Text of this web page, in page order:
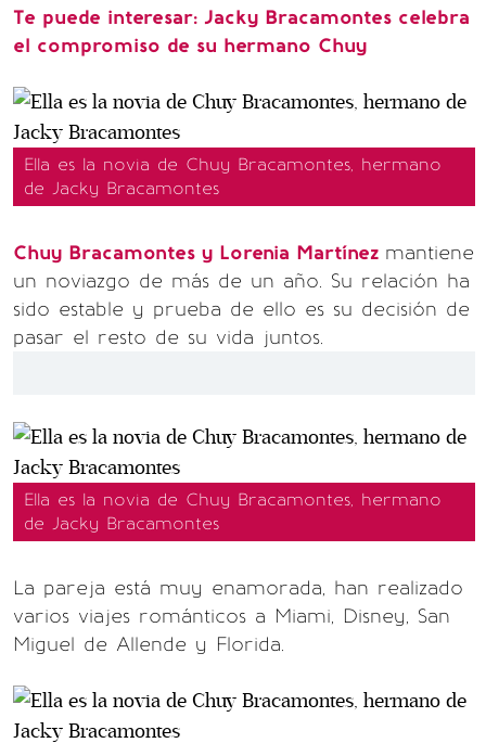
Te puede interesar: Jacky Bracamontes celebra
el compromiso de su hermano Chuy
Ella es la novia de Chuy Bracamontes, hermano
de Jacky Bracamontes
Chuy Bracamontes y Lorenia Martínez mantiene
un noviazgo de más de un año. Su relación ha
sido estable y prueba de ello es su decisión de
pasar el resto de su vida juntos.
Ella es la novia de Chuy Bracamontes, hermano
de Jacky Bracamontes
La pareja está muy enamorada, han realizado
varios viajes románticos a Miami, Disney, San
Miguel de Allende y Florida.